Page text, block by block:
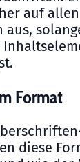
auf
aus,
Format
diese